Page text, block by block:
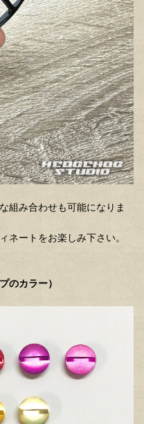
組み合わせも可能になりま
ネートをお楽しみ下さい。
のカラー）